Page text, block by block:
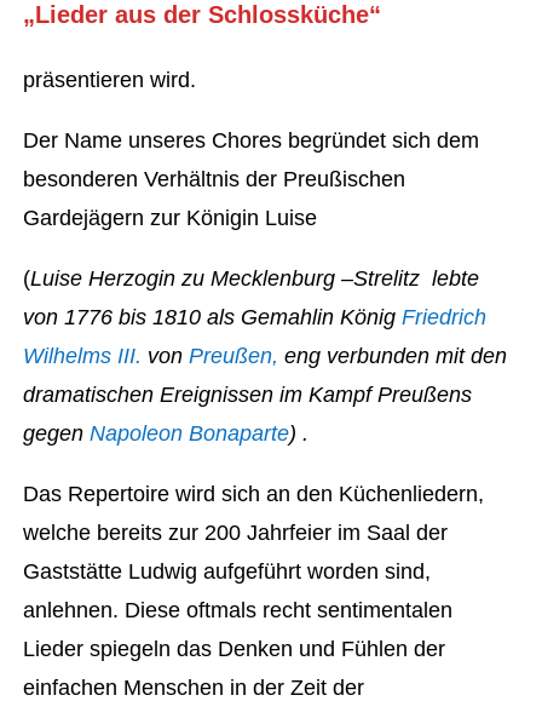
„Lieder aus der Schlossküche“
präsentieren wird.
Der Name unseres Chores begründet sich dem
besonderen Verhältnis der Preußischen
Gardejägern zur Königin Luise
(Luise Herzogin zu Mecklenburg –Strelitz lebte
von 1776 bis 1810 als Gemahlin KönigFriedrich
Wilhelms III. vonPreußen, eng verbunden mit den
dramatischen Ereignissen im Kampf Preußens
gegenNapoleon Bonaparte) .
Das Repertoire wird sich an den Küchenliedern,
welche bereits zur 200 Jahrfeier im Saal der
Gaststätte Ludwig aufgeführt worden sind,
anlehnen. Diese oftmals recht sentimentalen
Lieder spiegeln das Denken und Fühlen der
einfachen Menschen in der Zeit der